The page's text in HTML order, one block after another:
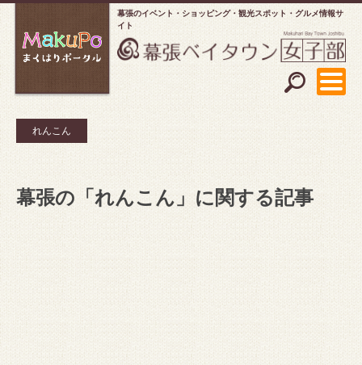
幕張のイベント・ショッピング
観光スポット・グルメ情報サ
イト
れんこん
幕張の「れんこん」に関する記事